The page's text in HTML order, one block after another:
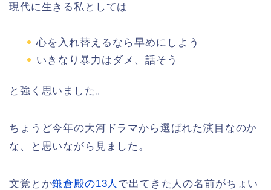
現代に生きる私としては
心を入れ替えるなら早めにしよう
いきなり暴力はダメ、話そう
と強く思いました。
ちょうど今年の大河ドラマから選ばれた演目なのか
な、と思いながら見ました。
文覚とか鎌倉殿の13人 で出てきた人の名前がちょい